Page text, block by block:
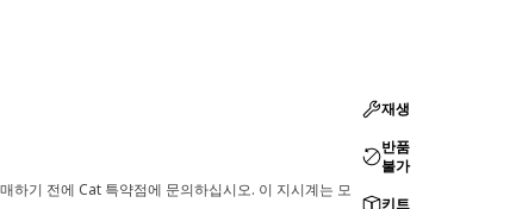
하기 전에 Cat 특약점에 문의하십시오. 이 지시계는 모
재생
반품
불가
키트